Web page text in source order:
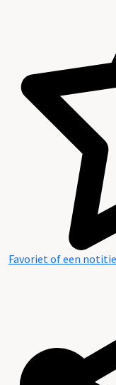
Favoriet of een